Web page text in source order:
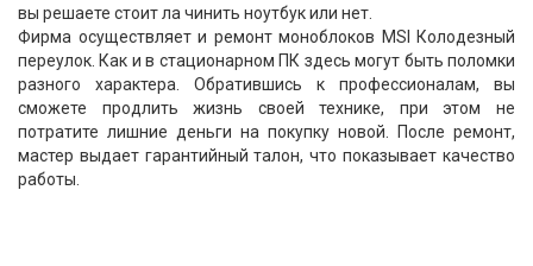
вы решаете стоит ла чинить ноутбук или нет.
Фирма осуществляет и ремонт моноблоков MSI Колодезный
переулок. Как и в стационарном ПК здесь могут быть поломки
разного характера. Обратившись к профессионалам, вы
сможете продлить жизнь своей технике, при этом не
потратите лишние деньги на покупку новой. После ремонт,
мастер выдает гарантийный талон, что показывает качество
работы.